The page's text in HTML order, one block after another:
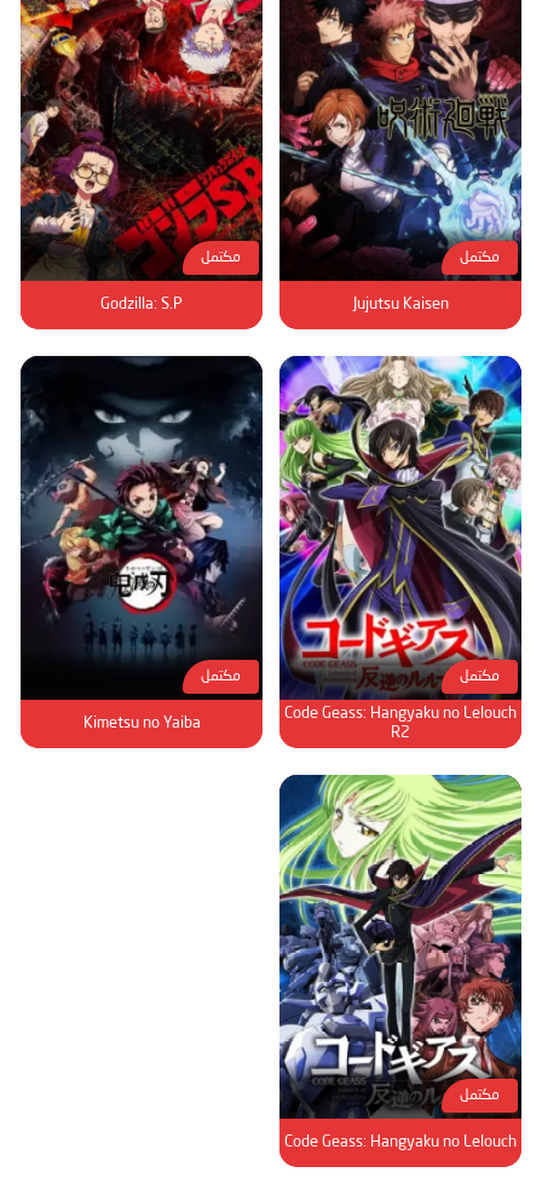
مكتمل
Jujutsu Kaisen
مكتمل
Godzilla: S.P
مكتمل
Code Geass: Hangyaku no Lelouch
R2
مكتمل
Kimetsu no Yaiba
مكتمل
Code Geass: Hangyaku no Lelouch